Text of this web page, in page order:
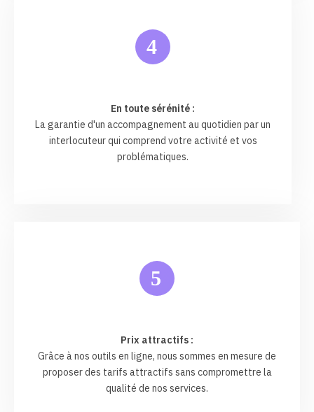
4
En toute sérénité :
La garantie d'un accompagnement au quotidien par un
interlocuteur qui comprend votre activité et vos
problématiques.
5
Prix attractifs :
Grâce à nos outils en ligne, nous sommes en mesure de
proposer des tarifs attractifs sans compromettre la
qualité de nos services.